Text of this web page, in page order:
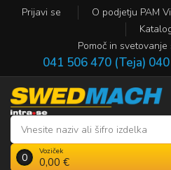
Prijavi se O podjetju PAM
Pomoč in svetovanje
041 506 470 (Teja)
0 Voziček
0,00 €